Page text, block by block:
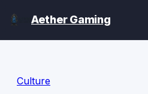
Aether Gaming
Culture